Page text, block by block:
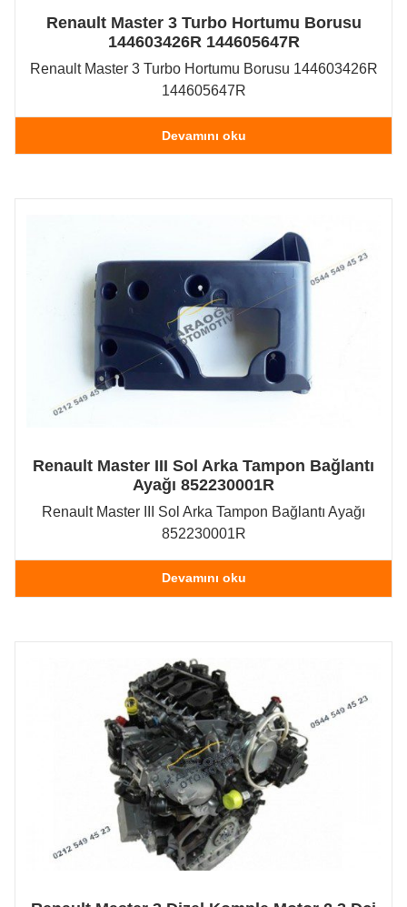
Renault Master 3 Turbo Hortumu Borusu
144603426R 144605647R
Renault Master 3 Turbo Hortumu Borusu 144603426R
144605647R
Devamını oku
Renault Master III Sol Arka Tampon Bağlantı
Ayağı 852230001R
Renault Master III Sol Arka Tampon Bağlantı Ayağı
852230001R
Devamını oku